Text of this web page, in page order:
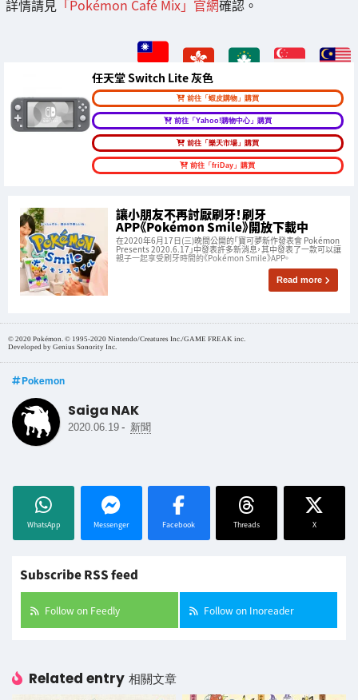
詳情請見 「Pokémon Café Mix」官網確認。
任天堂 Switch Lite 灰色
前往「蝦皮購物」購買
前往「Yahoo!購物中心」購買
前往「樂天市場」購買
前往「friDay」購買
讓小朋友不再討厭刷牙！刷牙
APP《Pokémon Smile》開放下載中
在2020年6月17日(三)晚間公開的「寶可夢新作發表會 Pokémon
Presents 2020.6.17」中發表許多新消息，其中發表了一款可以讓
親子一起享受刷牙時間的《Pokémon Smile》APP。
Read more
© 2020 Pokémon. © 1995-2020 Nintendo/Creatures Inc./GAME FREAK inc.
Developed by Genius Sonority Inc.
Pokemon
Saiga NAK
2020.06.19 - 新聞
WhatsApp Messenger Facebook Threads X
Subscribe RSS feed
Follow on Feedly Follow on Inoreader
Related entry 相關文章